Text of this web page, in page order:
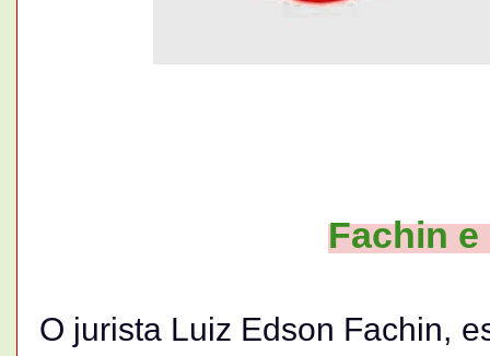
Fachin e
O jurista Luiz Edson Fachin,